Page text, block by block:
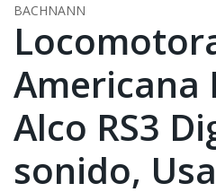
BACHNANN
Americana
Alco RS3
sonido,